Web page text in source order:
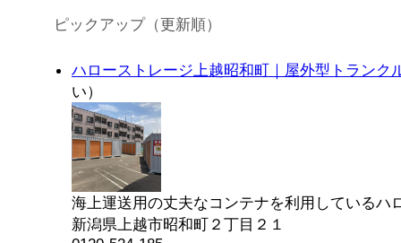
ピックアップ（更新順）
ハローストレージ上越昭和町｜屋外型トランク
い）
海上運送用の丈夫なコンテナを利用しているハ
新潟県上越市昭和町２丁目２１